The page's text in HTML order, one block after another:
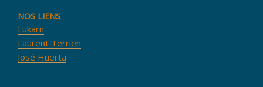
NOS LIENS
Lukarn
Laurent Terrien
José Huerta